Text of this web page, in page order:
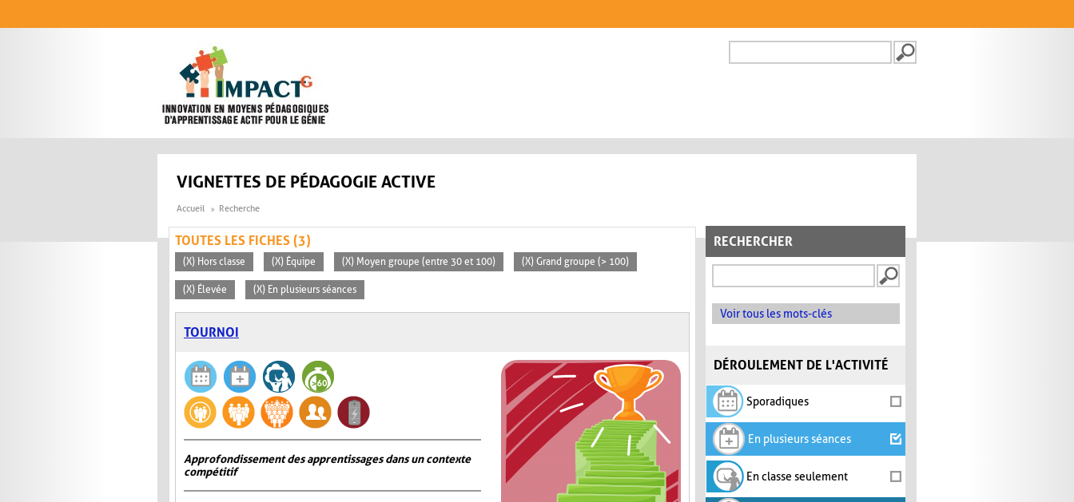
FORMULAIRE DE
VIGNETTES DE PÉDAGOGIE ACTIVE
Accueil Recherche
RECHERCHER
Voir tous les mots-clés
DÉROULEMENT DE L'ACTIVITÉ
Sporadiques
En plusieurs séances
En classe seulement
TOUTES LES FICHES (3)
(X) Hors classe (X) Équipe (X) Moyen groupe (entre 30 et 100) (X) Grand groupe (> 100)
(X) Élevée (X) En plusieurs séances
TOURNOI
Approfondissement des apprentissages dans un contexte
compétitif